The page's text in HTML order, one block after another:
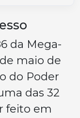
da Mega-
maio de
do Poder
das 32
feito em